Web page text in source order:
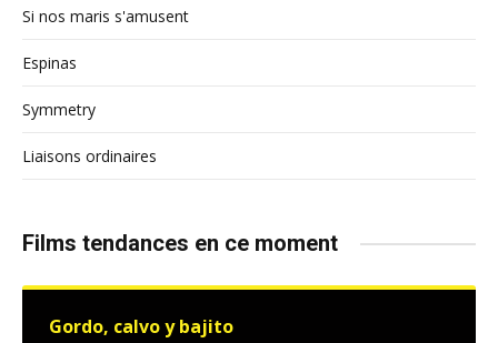
Si nos maris s'amusent
Espinas
Symmetry
Liaisons ordinaires
Films tendances en ce moment
Gordo, calvo y bajito